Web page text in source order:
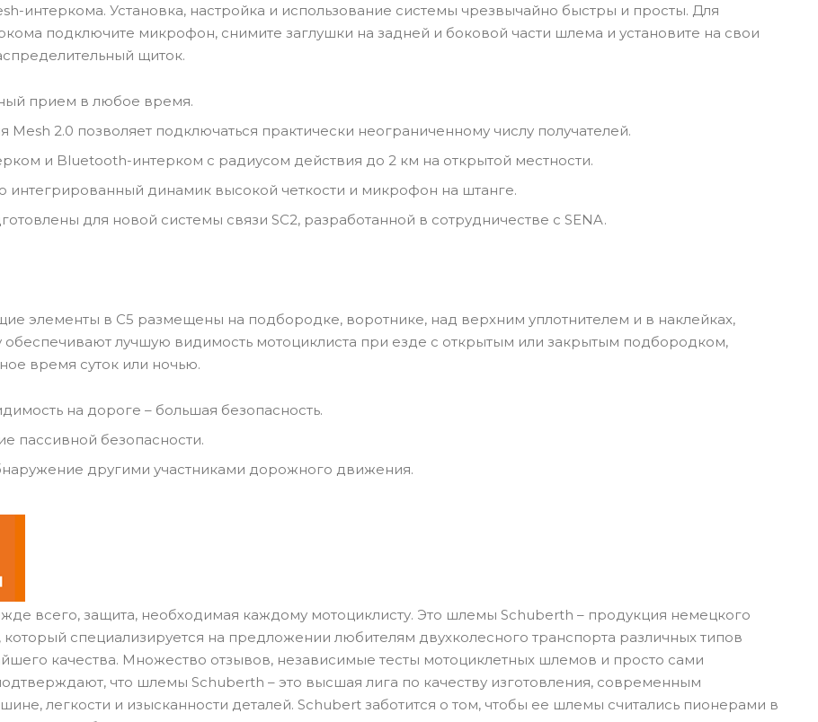
интеркома. Установка, настройка и использование системы чрезвычайно быстры и просты. Для
подключите микрофон, снимите заглушки на задней и боковой части шлема и установите на свои
щиток.
прием в любое время.
Mesh 2.0 позволяет подключаться практически неограниченному числу получателей.
и Bluetooth-интерком с радиусом действия до 2 км на открытой местности.
интегрированный динамик высокой четкости и микрофон на штанге.
для новой системы связи SC2, разработанной в сотрудничестве с SENA.
элементы в C5 размещены на подбородке, воротнике, над верхним уплотнителем и в наклейках,
обеспечивают лучшую видимость мотоциклиста при езде с открытым или закрытым подбородком,
время суток или ночью.
на дороге – большая безопасность.
пассивной безопасности.
другими участниками дорожного движения.
всего, защита, необходимая каждому мотоциклисту. Это шлемы Schuberth – продукция немецкого
который специализируется на предложении любителям двухколесного транспорта различных типов
качества. Множество отзывов, независимые тесты мотоциклетных шлемов и просто сами
что шлемы Schuberth – это высшая лига по качеству изготовления, современным
легкости и изысканности деталей. Schubert заботится о том, чтобы ее шлемы считались пионерами в